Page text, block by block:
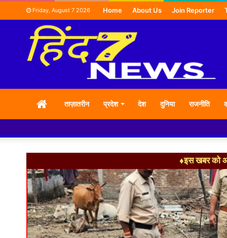
Friday, August 7 2026 Home About Us Join Reporter
HOMEताज़ातरीन प्रदेश देश दुनिया राजनीति
♦इस खबर को